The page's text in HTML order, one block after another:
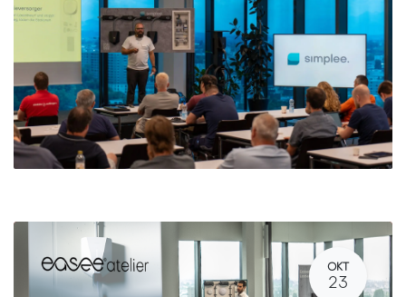
OKT
23